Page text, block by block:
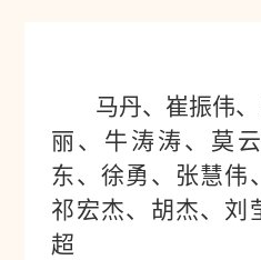
马丹、 崔振伟
丽 、 牛涛涛、 莫
东、 徐勇 、 张慧伟、
祁宏杰、 胡杰、刘
超